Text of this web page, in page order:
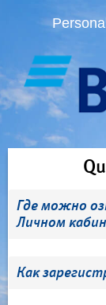
Где можно
Личном
Как